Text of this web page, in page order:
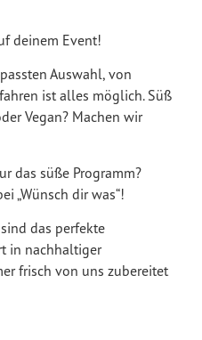
deinem Event!
Auswahl, von
ist alles möglich. Süß
Vegan? Machen wir
das süße Programm?
„Wünsch dir was“!
das perfekte
in nachhaltiger
frisch von uns zubereitet